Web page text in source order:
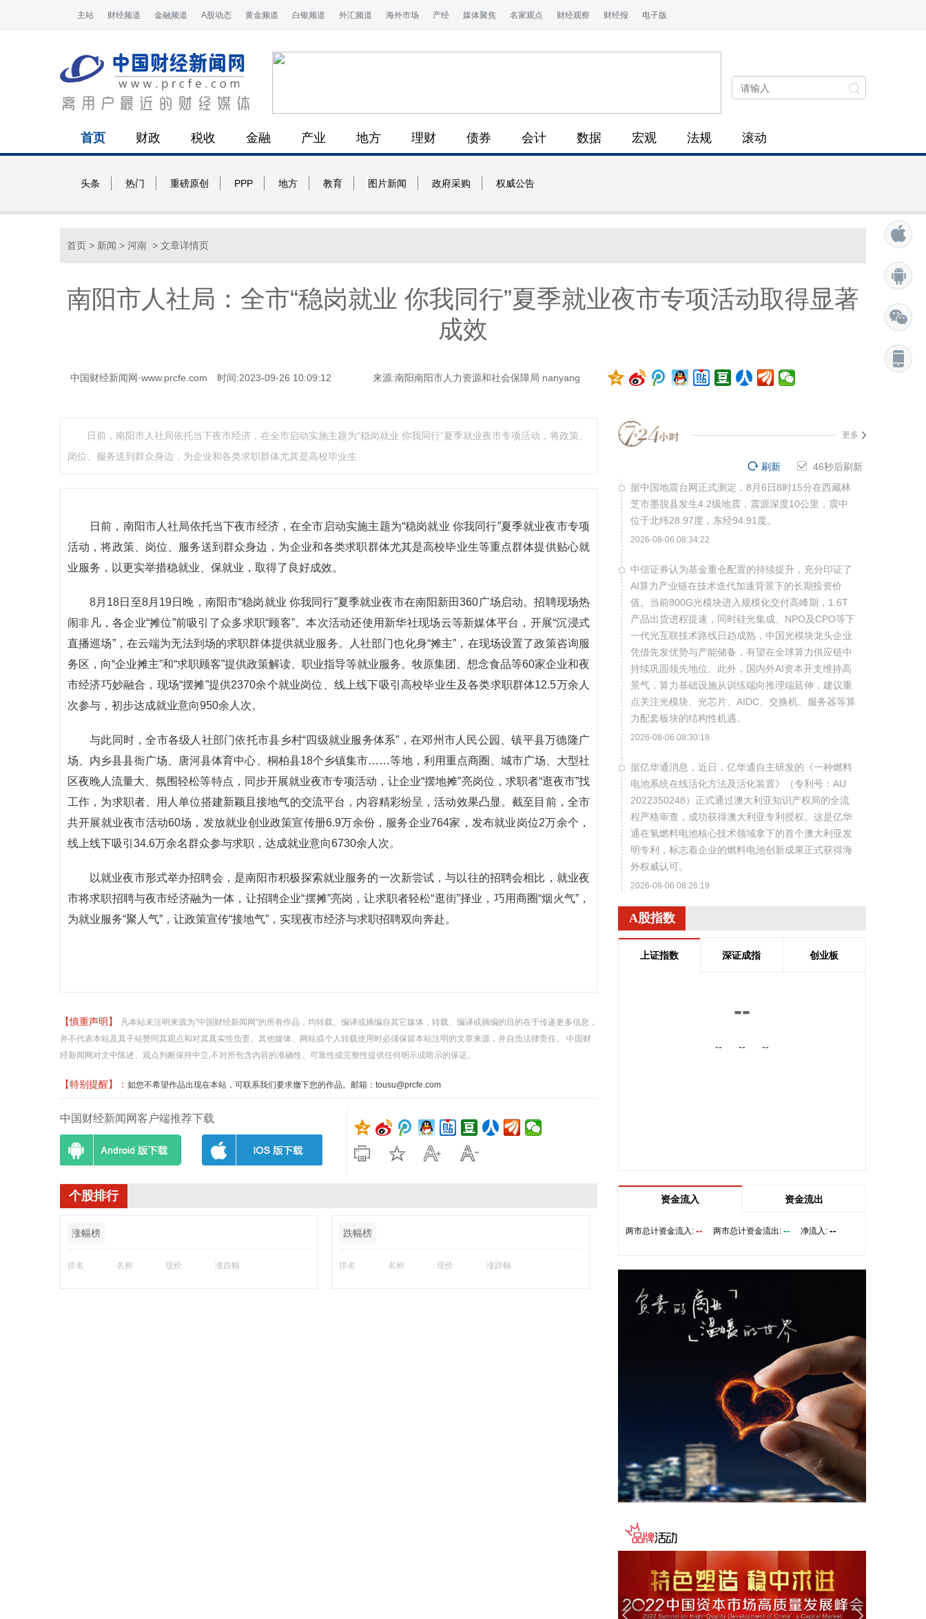
主站 财经频道 金融频道 A股动态 黄金频道 白银频道 外汇频道 海外市场 产经 媒体聚焦 名家观点 财经观察 财经报 电子版
首页 财政 税收 金融 产业 地方 理财 债券 会计 数据 宏观 法规 滚动
头条 热门 重磅原创 PPP 地方 教育 图片新闻 政府采购 权威公告
首页 > 新闻 > 河南 > 文章详情页
南阳市人社局：全市“稳岗就业 你我同行”夏季就业夜市专项活动取得显著
成效
中国财经新闻网·www.prcfe.com 时间:2023-09-26 10:09:12 来源:南阳南阳市人力资源和社会保障局 nanyang
日前，南阳市人社局依托当下夜市经济，在全市启动实施主题为“稳岗就业 你我同行”夏季就业夜市专项活动，将政策、
岗位、服务送到群众身边，为企业和各类求职群体尤其是高校毕业生
日前，南阳市人社局依托当下夜市经济，在全市启动实施主题为“稳岗就业 你我同行”夏季就业夜市专项
活动，将政策、岗位、服务送到群众身边，为企业和各类求职群体尤其是高校毕业生等重点群体提供贴心就
业服务，以更实举措稳就业、保就业，取得了良好成效。
8月18日至8月19日晚，南阳市“稳岗就业 你我同行”夏季就业夜市在南阳新田360广场启动。招聘现场热
闹非凡，各企业“摊位”前吸引了众多求职“顾客”。本次活动还使用新华社现场云等新媒体平台，开展“沉浸式
直播巡场”，在云端为无法到场的求职群体提供就业服务。人社部门也化身“摊主”，在现场设置了政策咨询服
务区，向“企业摊主”和“求职顾客”提供政策解读、职业指导等就业服务。牧原集团、想念食品等60家企业和夜
市经济巧妙融合，现场“摆摊”提供2370余个就业岗位、线上线下吸引高校毕业生及各类求职群体12.5万余人
次参与，初步达成就业意向950余人次。
与此同时，全市各级人社部门依托市县乡村“四级就业服务体系”，在邓州市人民公园、镇平县万德隆广
场、内乡县县衙广场、唐河县体育中心、桐柏县18个乡镇集市……等地，利用重点商圈、城市广场、大型社
区夜晚人流量大、氛围轻松等特点，同步开展就业夜市专项活动，让企业“摆地摊”亮岗位，求职者“逛夜市”找
工作，为求职者、用人单位搭建新颖且接地气的交流平台，内容精彩纷呈，活动效果凸显。截至目前，全市
共开展就业夜市活动60场，发放就业创业政策宣传册6.9万余份，服务企业764家，发布就业岗位2万余个，
线上线下吸引34.6万余名群众参与求职，达成就业意向6730余人次。
以就业夜市形式举办招聘会，是南阳市积极探索就业服务的一次新尝试，与以往的招聘会相比，就业夜
市将求职招聘与夜市经济融为一体，让招聘企业“摆摊”亮岗，让求职者轻松“逛街”择业，巧用商圈“烟火气”，
为就业服务“聚人气”，让政策宣传“接地气”，实现夜市经济与求职招聘双向奔赴。
【慎重声明】
凡本站未注明来源为"中国财经新闻网"的所有作品，均转载、编译或摘编自其它媒体，转载、编译或摘编的目的在于传递更多信息，
并不代表本站及其子站赞同其观点和对其真实性负责。其他媒体、网站或个人转载使用时必须保留本站注明的文章来源，并自负法律责任。 中国财
经新闻网对文中陈述、观点判断保持中立,不对所包含内容的准确性、可靠性或完整性提供任何明示或暗示的保证。
【特别提醒】： 如您不希望作品出现在本站，可联系我们要求撤下您的作品。邮箱：tousu@prcfe.com
中国财经新闻网客户端推荐下载
个股排行
涨幅榜
排名 名称 现价 涨跌幅
跌幅榜
排名 名称 现价 涨跌幅
更多
45秒后刷新
刷新
据中国地震台网正式测定，8月6日8时15分在西藏林
芝市墨脱县发生4.2级地震，震源深度10公里，震中
位于北纬28.97度，东经94.91度。
2026-08-06 08:34:22
中信证券认为基金重仓配置的持续提升，充分印证了
AI算力产业链在技术迭代加速背景下的长期投资价
值。当前800G光模块进入规模化交付高峰期，1.6T
产品出货进程提速，同时硅光集成、NPO及CPO等下
一代光互联技术路线日趋成熟，中国光模块龙头企业
凭借先发优势与产能储备，有望在全球算力供应链中
持续巩固领先地位。此外，国内外AI资本开支维持高
景气，算力基础设施从训练端向推理端延伸，建议重
点关注光模块、光芯片、AIDC、交换机、服务器等算
力配套板块的结构性机遇。
2026-08-06 08:30:18
据亿华通消息，近日，亿华通自主研发的《一种燃料
电池系统在线活化方法及活化装置》（专利号：AU
2022350248）正式通过澳大利亚知识产权局的全流
程严格审查，成功获得澳大利亚专利授权。这是亿华
通在氢燃料电池核心技术领域拿下的首个澳大利亚发
明专利，标志着企业的燃料电池创新成果正式获得海
外权威认可。
2026-08-06 08:26:19
随着半年报陆续披露，各类机构二季度持股动向逐渐
曝光。据证券时报·数据宝统计，截至8月5日公开的
数据，QFII持股二季度末持有44股，合计持有2.64亿
看，有23股为QFII新进持有，合计持股134亿元，除
第一大牛股中船特气，以及富满微、乐鑫科技等热门
以“数智网信一体机解决方案”为抓手，持续打磨产
域的规模化应用。
加码，全球聚变投资快速增长，形成中美双强的竞争
格局。核聚变具有产能效率高、无温室气体排放、无
长寿命放射性废料等优势，受到全球广泛关注。多国
相继出台相关产业政策，持续加码可控核聚变行业。
2021年以来，全球聚变投资出现快速增长，形成中美
双强的竞争格局，中美在核聚变领域的投资金额占全
球的80%。中美均偏好磁约束技术，欧盟尝试探索更
多技术路径。 磁约束是主流技术路径，商业化进程持
续推进。约78%资金流向磁约束技术路线，其中的托
卡马克装置是目前实现聚变商业化的主流路径，也是
全球数量最多的核聚变装置，重点装置包括ITER、
SPARC、EAST/BEST、HL-3、洪荒70等；直线型场
反位形也受到市场较多关注，参与企业包括Helion、
显，国内聚变企业融资活跃。聚变能初创企业主要集
中在中美。2025年，中国聚变能源公司，CFS、
距。中国聚变能源2025年获战略投资超百亿，聚变新
能估值高达145亿元，2026年，星环聚能、星能玄光
等多家核聚变企业获得大额融资，国内聚变企业融资
A股指数
上证指数 深证成指 创业板
--
-- -- --
资金流入 资金流出
两市总计资金流入: -- 两市总计资金流出: -- 净流入: --